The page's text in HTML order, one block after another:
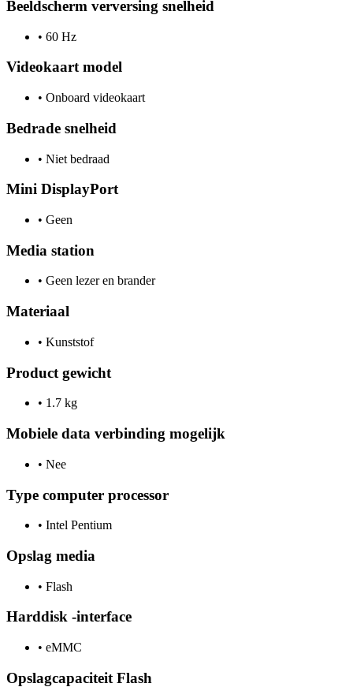
Beeldscherm verversing snelheid
• 60 Hz
Videokaart model
• Onboard videokaart
Bedrade snelheid
• Niet bedraad
Mini DisplayPort
• Geen
Media station
• Geen lezer en brander
Materiaal
• Kunststof
Product gewicht
• 1.7 kg
Mobiele data verbinding mogelijk
• Nee
Type computer processor
• Intel Pentium
Opslag media
• Flash
Harddisk -interface
• eMMC
Opslagcapaciteit Flash